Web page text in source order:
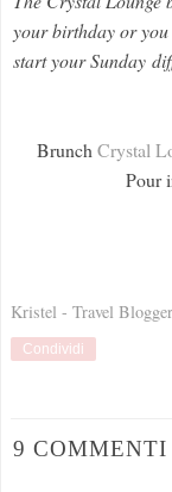
your birthday or
start your Sunday
Brunch Crystal
Pour
Kristel - Travel Blogger
Condividi
9 COMMENTI